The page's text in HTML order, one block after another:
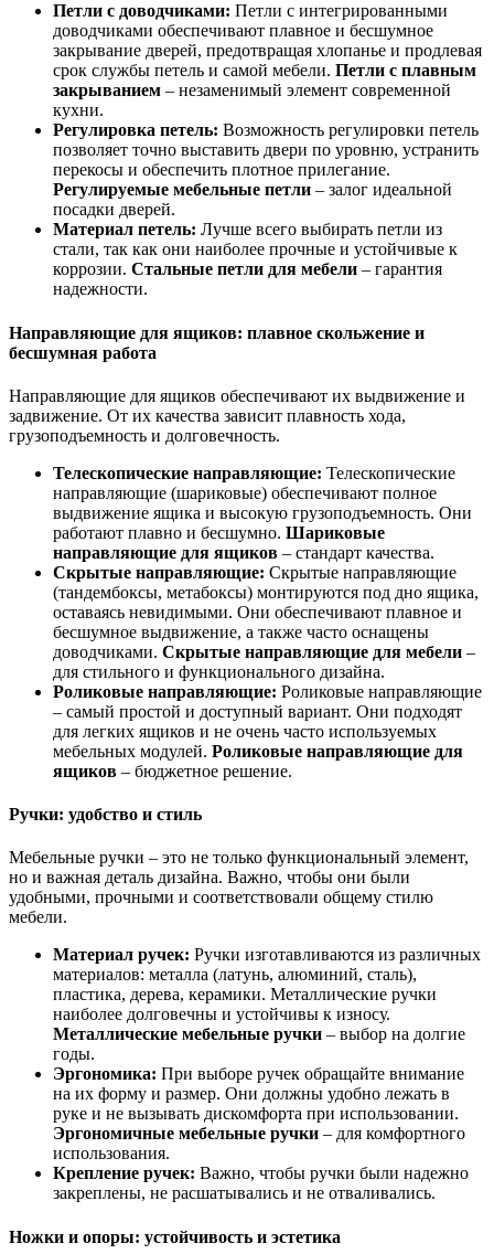
Петли с доводчиками: Петли с интегрированными
доводчиками обеспечивают плавное и бесшумное
закрывание дверей, предотвращая хлопанье и продлевая
срок службы петель и самой мебели. Петли с плавным
закрыванием – незаменимый элемент современной
кухни.
Регулировка петель: Возможность регулировки петель
позволяет точно выставить двери по уровню, устранить
перекосы и обеспечить плотное прилегание.
Регулируемые мебельные петли – залог идеальной
посадки дверей.
Материал петель: Лучше всего выбирать петли из
стали, так как они наиболее прочные и устойчивые к
коррозии. Стальные петли для мебели – гарантия
надежности.
Направляющие для ящиков: плавное скольжение и
бесшумная работа
Направляющие для ящиков обеспечивают их выдвижение и
задвижение. От их качества зависит плавность хода,
грузоподъемность и долговечность.
Телескопические направляющие: Телескопические
направляющие (шариковые) обеспечивают полное
выдвижение ящика и высокую грузоподъемность. Они
работают плавно и бесшумно. Шариковые
направляющие для ящиков – стандарт качества.
Скрытые направляющие: Скрытые направляющие
(тандембоксы, метабоксы) монтируются под дно ящика,
оставаясь невидимыми. Они обеспечивают плавное и
бесшумное выдвижение, а также часто оснащены
доводчиками. Скрытые направляющие для мебели –
для стильного и функционального дизайна.
Роликовые направляющие: Роликовые направляющие
– самый простой и доступный вариант. Они подходят
для легких ящиков и не очень часто используемых
мебельных модулей. Роликовые направляющие для
ящиков – бюджетное решение.
Ручки: удобство и стиль
Мебельные ручки – это не только функциональный элемент,
но и важная деталь дизайна. Важно, чтобы они были
удобными, прочными и соответствовали общему стилю
мебели.
Материал ручек: Ручки изготавливаются из различных
материалов: металла (латунь, алюминий, сталь),
пластика, дерева, керамики. Металлические ручки
наиболее долговечны и устойчивы к износу.
Металлические мебельные ручки – выбор на долгие
годы.
Эргономика: При выборе ручек обращайте внимание
на их форму и размер. Они должны удобно лежать в
руке и не вызывать дискомфорта при использовании.
Эргономичные мебельные ручки – для комфортного
использования.
Крепление ручек: Важно, чтобы ручки были надежно
закреплены, не расшатывались и не отваливались.
Ножки и опоры: устойчивость и эстетика